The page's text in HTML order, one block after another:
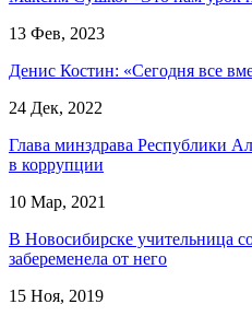
13 Фев, 2023
Денис Костин: «Сегодня все
24 Дек, 2022
Глава минздрава Республики
в коррупции
10 Мар, 2021
В Новосибирске учительница
забеременела от него
15 Ноя, 2019